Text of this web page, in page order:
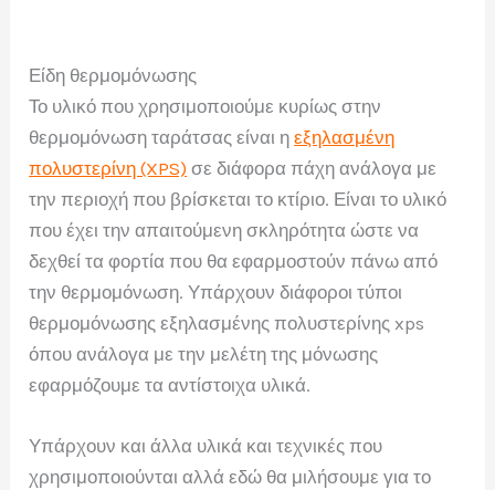
Είδη θερμομόνωσης
Το υλικό που χρησιμοποιούμε κυρίως στην
θερμομόνωση ταράτσας είναι ηεξηλασμένη
πολυστερίνη (XPS) σε διάφορα πάχη ανάλογα με
την περιοχή που βρίσκεται το κτίριο. Είναι το υλικό
που έχει την απαιτούμενη σκληρότητα ώστε να
δεχθεί τα φορτία που θα εφαρμοστούν πάνω από
την θερμομόνωση. Υπάρχουν διάφοροι τύποι
θερμομόνωσης εξηλασμένης πολυστερίνης xps
όπου ανάλογα με την μελέτη της μόνωσης
εφαρμόζουμε τα αντίστοιχα υλικά.
Υπάρχουν και άλλα υλικά και τεχνικές που
χρησιμοποιούνται αλλά εδώ θα μιλήσουμε για το